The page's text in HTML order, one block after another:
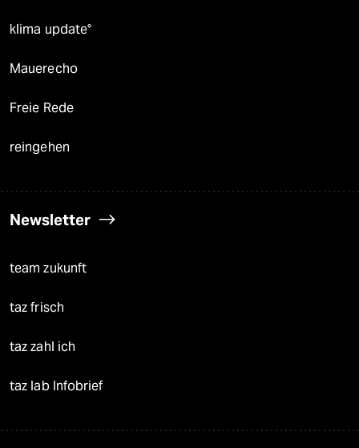
klima update°
Mauerecho
Freie Rede
reingehen
Newsletter
team zukunft
taz frisch
taz zahl ich
taz lab Infobrief